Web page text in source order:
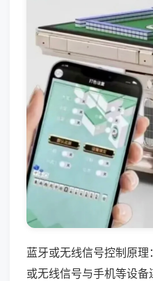
蓝牙或无线信号控制原
或无线信号与手机等设